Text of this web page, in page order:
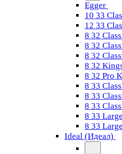
Egger
10 33
12 33
8 32
8 32
8 32
8 32
8 32 Pro
8 33
8 33
8 33
8 33
8 33
Ideal (Идеал)